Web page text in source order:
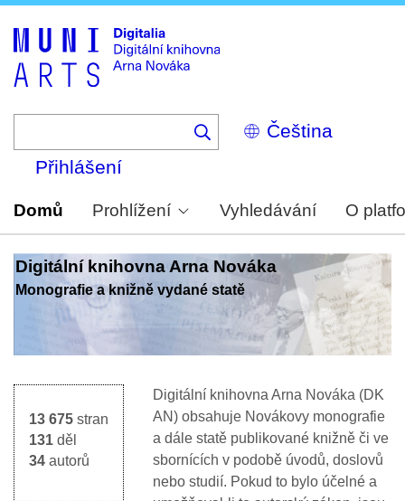
Select
your
Přihlášení
Domů Prohlížení Vyhledávání O
Digitální knihovna Arna Nováka
Monografie a knižně vydané statě
13 675 stran
131 děl
34 autorů
Digitální knihovna Arna Nováka (DK
AN) obsahuje Novákovy monografie
a dále statě publikované knižně či ve
sbornících v podobě úvodů, doslovů
nebo studií. Pokud to bylo účelné a